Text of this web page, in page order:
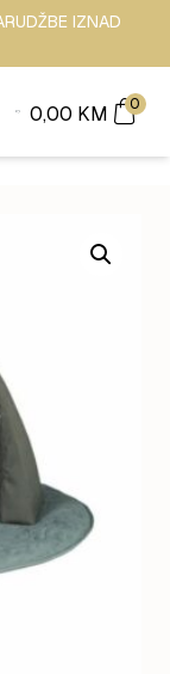
IZNAD
0,00 KM 0